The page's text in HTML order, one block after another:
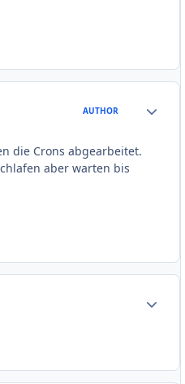
AUTHOR
die Crons abgearbeitet.
aber warten bis